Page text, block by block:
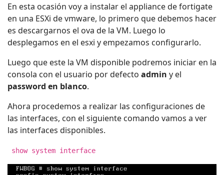
En esta ocasión voy a instalar el appliance de fortigate
en una ESXi de vmware, lo primero que debemos hacer
es descargarnos el ova de la VM. Luego lo
desplegamos en el esxi y empezamos configurarlo.
Luego que este la VM disponible podremos iniciar en la
consola con el usuario por defecto admin y el
password en blanco.
Ahora procedemos a realizar las configuraciones de
las interfaces, con el siguiente comando vamos a ver
las interfaces disponibles.
show system interface